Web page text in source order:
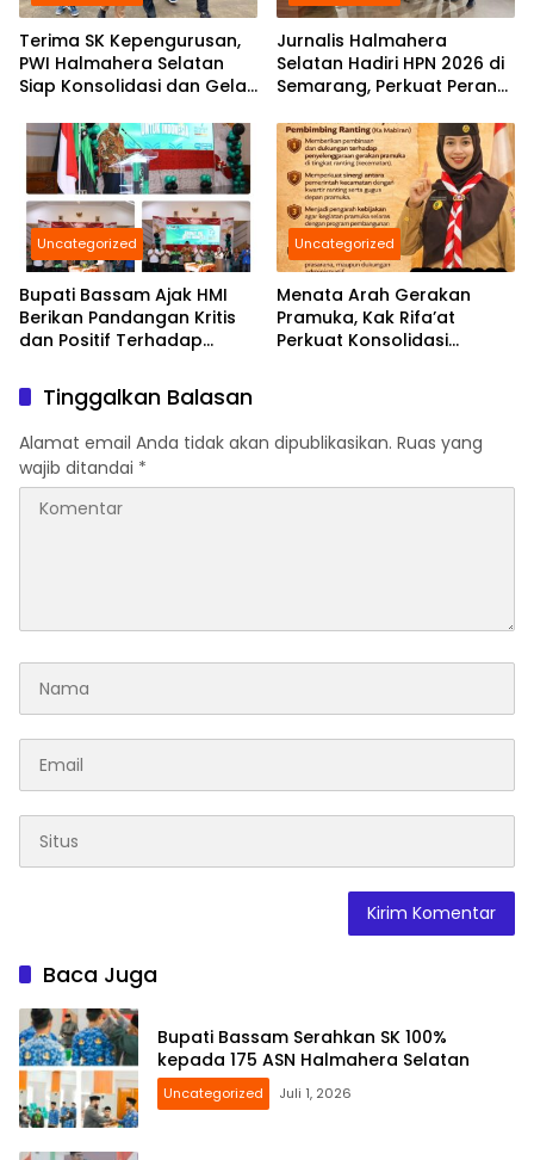
Terima SK Kepengurusan,
PWI Halmahera Selatan
Siap Konsolidasi dan Gelar
Ramadhan
Jurnalis Halmahera
Selatan Hadiri HPN 2026 di
Semarang, Perkuat Peran
Nasional
Uncategorized
Bupati Bassam Ajak HMI
Berikan Pandangan Kritis
dan Positif Terhadap
Daerah Yang Di Hadapi
Bersama
Uncategorized
Menata Arah Gerakan
Pramuka, Kak Rifa’at
Perkuat Konsolidasi
Tinggalkan Balasan
Alamat email Anda tidak akan dipublikasikan. Ruas yang
wajib ditandai *
Baca Juga
Bupati Bassam Serahkan SK 100%
kepada 175 ASN Halmahera Selatan
Uncategorized Juli 1, 2026